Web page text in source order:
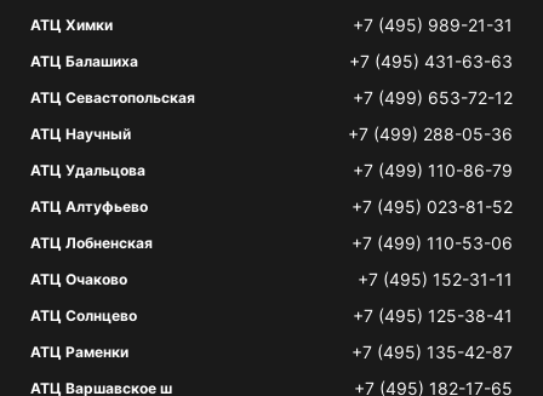
АТЦ Химки +7 (495) 989-21-31
АТЦ Балашиха +7 (495) 431-63-63
АТЦ Севастопольская +7 (499) 653-72-12
АТЦ Научный +7 (499) 288-05-36
АТЦ Удальцова +7 (499) 110-86-79
АТЦ Алтуфьево +7 (495) 023-81-52
АТЦ Лобненская +7 (499) 110-53-06
АТЦ Очаково +7 (495) 152-31-11
АТЦ Солнцево +7 (495) 125-38-41
АТЦ Раменки +7 (495) 135-42-87
АТЦ Варшавское ш +7 (495) 182-17-65